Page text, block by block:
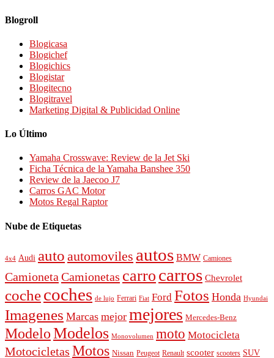
Blogroll
Blogicasa
Blogichef
Blogichics
Blogistar
Blogitecno
Blogitravel
Marketing Digital & Publicidad Online
Lo Último
Yamaha Crosswave: Review de la Jet Ski
Ficha Técnica de la Yamaha Banshee 350
Review de la Jaecoo J7
Carros GAC Motor
Motos Regal Raptor
Nube de Etiquetas
4x4 Audi auto automoviles autos BMW Camiones
Camioneta Camionetas carro carros Chevrolet
cochecoches de lujo Ferrari Fiat Ford Fotos Honda Hyundai
Imagenes Marcas mejor mejores Mercedes-Benz
ModeloModelos Monovolumen moto Motocicleta
Motocicletas Motos Nissan Peugeot Renault scooter scooters SUV